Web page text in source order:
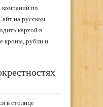
компаний по
на русском
картой в
кроны, рубли и
в столице